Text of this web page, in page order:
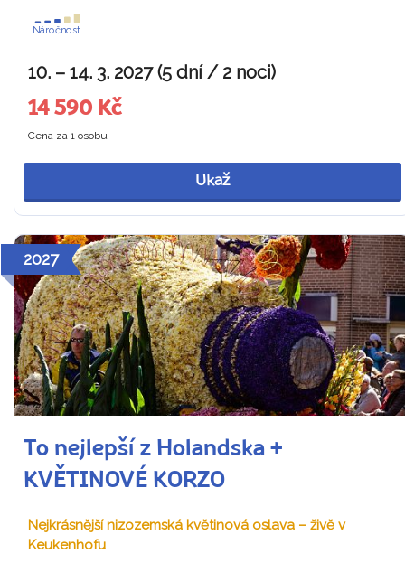
Náročnost
10. – 14. 3. 2027 (5 dní / 2 noci)
14 590 Kč
Cena za 1 osobu
Ukaž
2027
To nejlepší z Holandska +
KVĚTINOVÉ KORZO
Nejkrásnější nizozemská květinová oslava – živě v
Keukenhofu